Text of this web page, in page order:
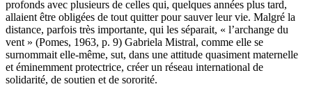
profonds avec plusieurs de celles qui, quelques années plus tard,
allaient être obligées de tout quitter pour sauver leur vie. Malgré la
distance, parfois très importante, qui les séparait, « l’archange du
vent » (Pomes, 1963, p. 9) Gabriela Mistral, comme elle se
surnommait elle-même, sut, dans une attitude quasiment maternelle
et éminemment protectrice, créer un réseau international de
solidarité, de soutien et de sororité.